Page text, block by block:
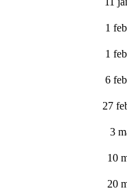
1
1
6
27
3
10
20